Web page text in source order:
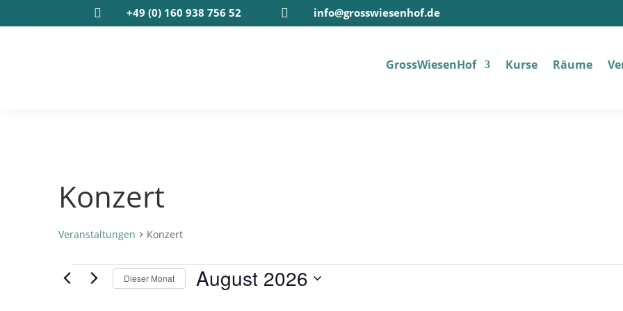
 +49 (0) 160 938 756 52  info@grosswiesenhof.de
Gross­Wiesen­Hof Kur­se Räu­me
Konzert
Veranstaltungen Konzert
Veranstaltungen
Dieser Monat August 2026